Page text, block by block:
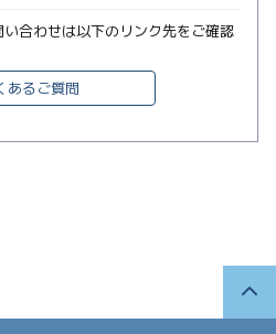
合わせは以下のリンク先をご確認
あるご質問